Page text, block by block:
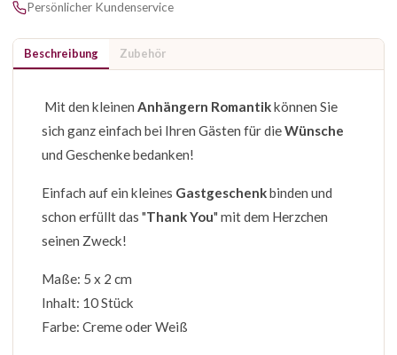
Persönlicher Kundenservice
Beschreibung Zubehör
Mit den kleinen Anhängern Romantikkönnen Sie
sich ganz einfach bei Ihren Gästen für dieWünsche
und Geschenke bedanken!
Einfach auf ein kleines Gastgeschenkbinden und
schon erfüllt das "Thank You" mit dem Herzchen
seinen Zweck!
Maße: 5 x 2 cm
Inhalt: 10 Stück
Farbe: Creme oder Weiß